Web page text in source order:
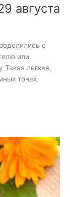
августа
с
или
Такая легкая,
тонах